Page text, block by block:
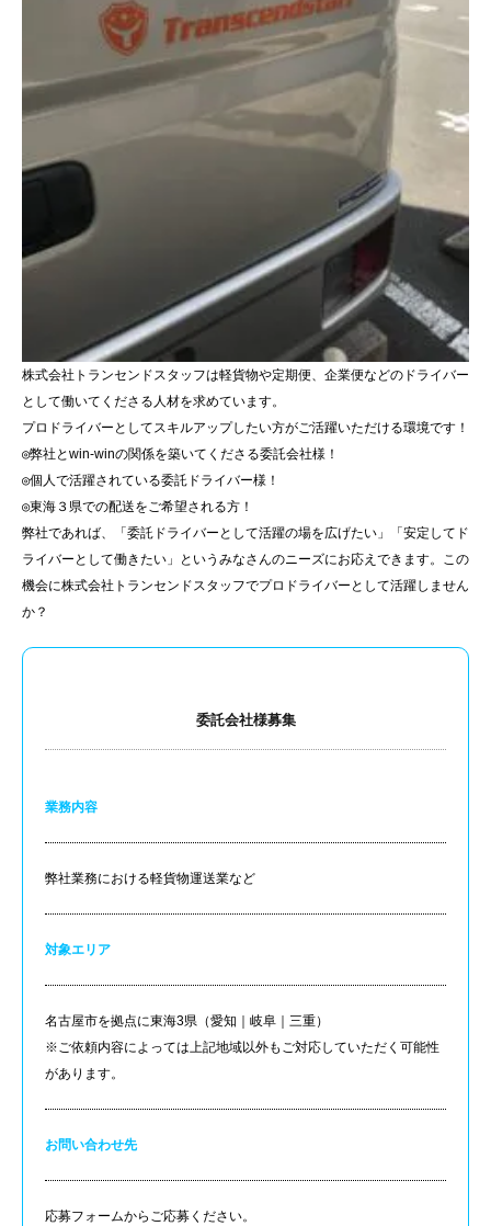
株式会社トランセンドスタッフは軽貨物や定期便、企業便などのドライバー
として働いてくださる人材を求めています。
プロドライバーとしてスキルアップしたい方がご活躍いただける環境です！
◎弊社とwin-winの関係を築いてくださる委託会社様！
◎個人で活躍されている委託ドライバー様！
◎東海３県での配送をご希望される方！
弊社であれば、「委託ドライバーとして活躍の場を広げたい」「安定してド
ライバーとして働きたい」というみなさんのニーズにお応えできます。この
機会に株式会社トランセンドスタッフでプロドライバーとして活躍しません
か？
委託会社様募集
業務内容
弊社業務における軽貨物運送業など
対象エリア
名古屋市を拠点に東海3県（愛知｜岐阜｜三重）
※ご依頼内容によっては上記地域以外もご対応していただく可能性
があります。
お問い合わせ先
応募フォームからご応募ください。